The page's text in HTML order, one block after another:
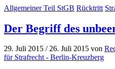
Allgemeiner Teil StGB Rücktritt
Der Begriff des
29. Juli 2015 / 26. Juli 2015 von
für Strafrecht - Berlin-Kreuzberg